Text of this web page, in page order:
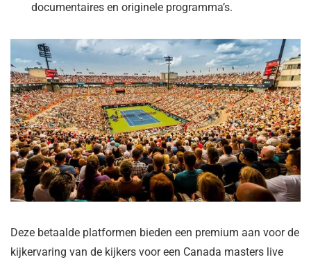
documentaires en originele programma’s.
Deze betaalde platformen bieden een premium aan voor de
kijkervaring van de kijkers voor een Canada masters live